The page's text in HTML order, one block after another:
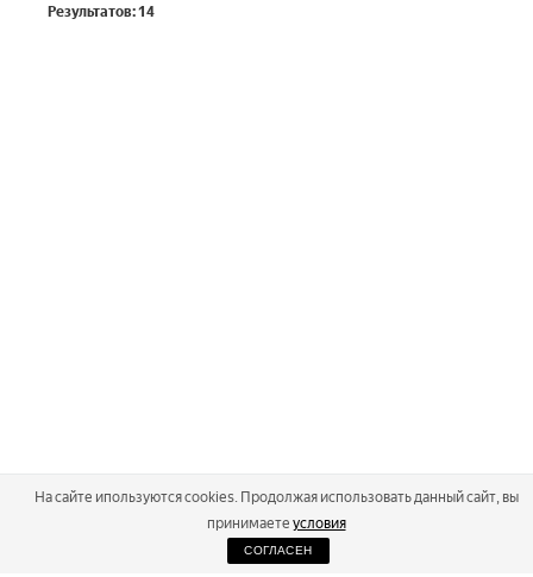
Результатов: 14
2026
На сайте ипользуются cookies. Продолжая использовать данный сайт, вы
принимаете условия
СОГЛАСЕН